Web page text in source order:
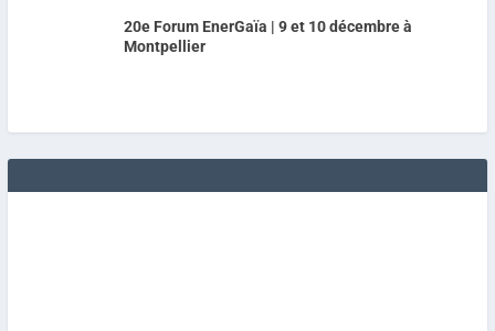
20e Forum EnerGaïa | 9 et 10 décembre à
Montpellier